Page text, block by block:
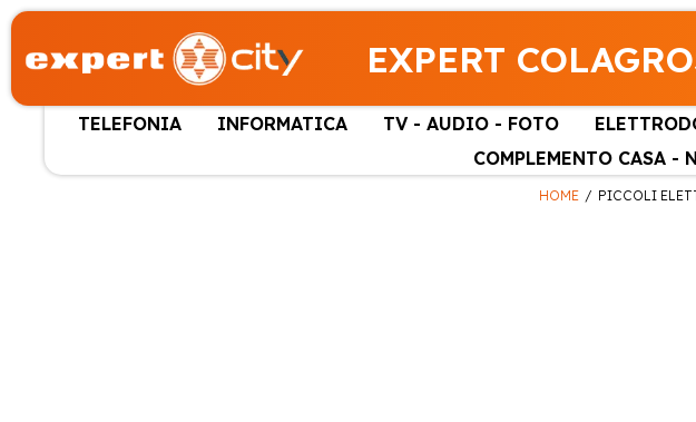
EXPERT
TELEFONIA INFORMATICA TV - AUDIO - FOTO
COMPLEMENTO CASA -
HOME PICCOLI